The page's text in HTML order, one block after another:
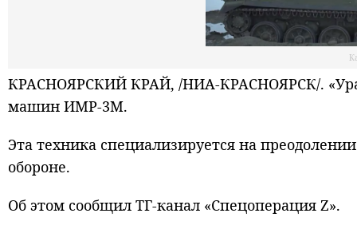
КРАСНОЯРСКИЙ КРАЙ, /НИА-КРАСНОЯРСК/.
машин ИМР-3М.
Эта техника специализируется на
обороне.
Об этом сообщил ТГ-канал «Спецоперация Z».